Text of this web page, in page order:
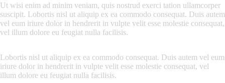
Ut wisi enim ad minim veniam, quis nostrud exerci tation ullamcorper
suscipit. Lobortis nisl ut aliquip ex ea commodo consequat. Duis autem
vel eum iriure dolor in hendrerit in vulpte velit esse molestie consequat,
vel illum dolore eu feugiat nulla facilisis.
Lobortis nisl ut aliquip ex ea commodo consequat. Duis autem vel eum
iriure dolor in hendrerit in vulpte velit esse molestie consequat, vel
illum dolore eu feugiat nulla facilisis.